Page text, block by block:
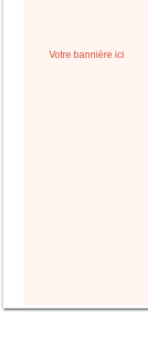
Votre bannière ici